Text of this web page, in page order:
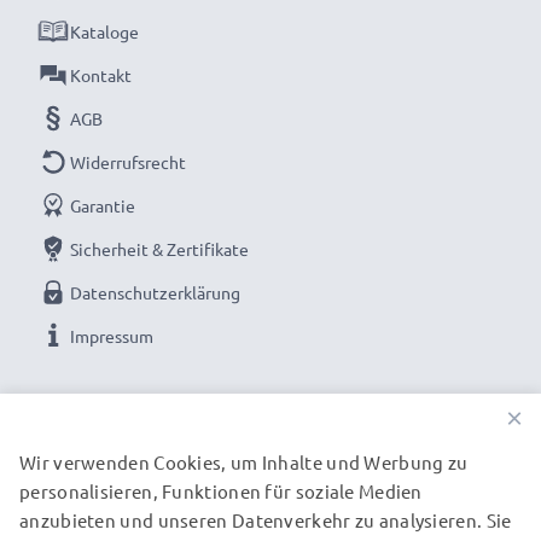
unseren hochwertigen RCA-Kabeln von subtel –
jetzt bestellen für schnelle Lieferung & 3 Jahre
Garantie!
Kataloge
Kontakt
AGB
Widerrufsrecht
Garantie
Sicherheit & Zertifikate
Datenschutzerklärung
Impressum
UNSERE VERSANDPARTNER
×
Wir verwenden Cookies, um Inhalte und Werbung zu
personalisieren, Funktionen für soziale Medien
anzubieten und unseren Datenverkehr zu analysieren. Sie